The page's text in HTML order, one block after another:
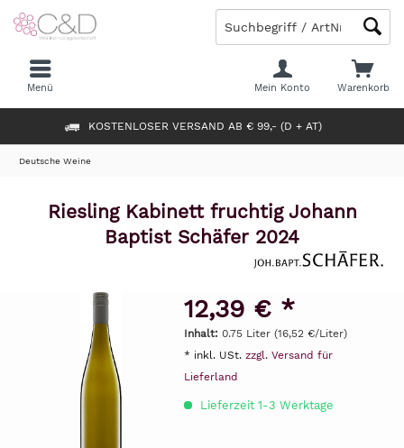
KOSTENLOSER VERSAND AB € 99,- (D + AT)
Warenkorb
Mein Konto
Menü
Deutsche Weine
Riesling Kabinett fruchtig Johann
Baptist Schäfer 2024
12,39 € *
Inhalt: 0.75 Liter (16,52 €/Liter)
* inkl. USt. zzgl. Versand für
Lieferland
Lieferzeit 1-3 Werktage